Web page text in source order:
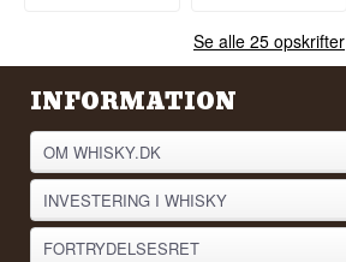
Se alle 25 opskrifter
INFORMATION
OM WHISKY.DK
INVESTERING I WHISKY
FORTRYDELSESRET